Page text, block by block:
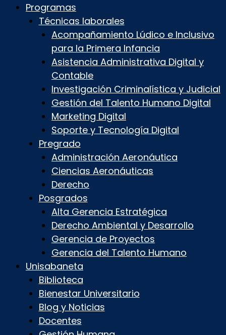
Programas
Técnicas laborales
Acompañamiento Lúdico e Inclusivo
para la Primera Infancia
Asistencia Administrativa Digital y
Contable
Investigación Criminalística y Judicial
Gestión del Talento Humano Digital
Marketing Digital
Soporte y Tecnología Digital
Pregrado
Administración Aeronáutica
Ciencias Aeronáuticas
Derecho
Posgrados
Alta Gerencia Estratégica
Derecho Ambiental y Desarrollo
Gerencia de Proyectos
Gerencia del Talento Humano
Unisabaneta
Biblioteca
Bienestar Universitario
Blog y Noticias
Docentes